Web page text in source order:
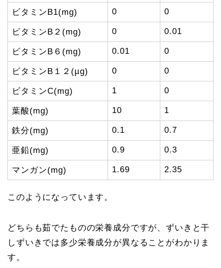
ビタミンB1(mg) 0 0
ビタミンB２(mg) 0 0.01
ビタミンB６(mg) 0.01 0
ビタミンB１２(µg) 0 0
ビタミンC(mg) 1 0
葉酸(mg) 10 1
鉄分(mg) 0.1 0.7
亜鉛(mg) 0.9 0.3
マンガン(mg) 1.69 2.35
このようになっています。
どちらも茹でたものの栄養成分ですが、ずいきと干
しずいきでは多少栄養成分が異なることがわかりま
す。